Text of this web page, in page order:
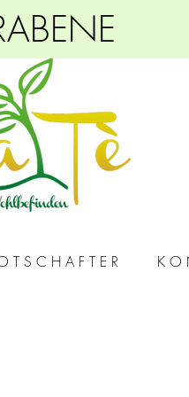
T S C H A F T E R K O